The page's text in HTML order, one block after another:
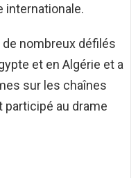
internationale.
de nombreux défilés
et en Algérie et a
sur les chaînes
participé au drame